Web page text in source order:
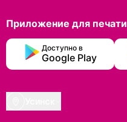
Приложение для печати
Доступно в
Google Play